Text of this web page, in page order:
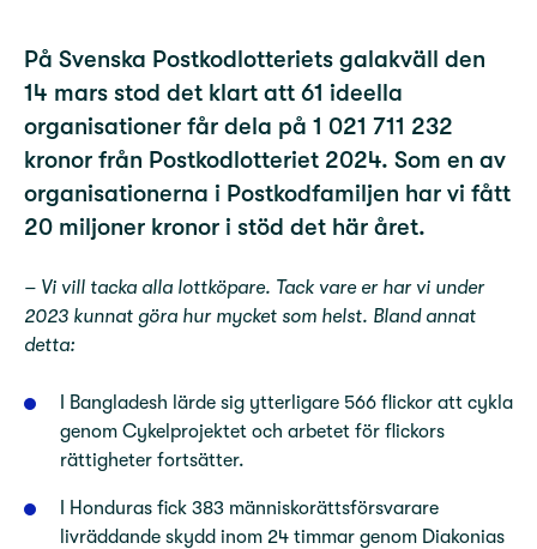
På Svenska Postkodlotteriets galakväll den
14 mars stod det klart att 61 ideella
organisationer får dela på 1 021 711 232
kronor från Postkodlotteriet 2024. Som en av
organisationerna i Postkodfamiljen har vi fått
20 miljoner kronor i stöd det här året.
– Vi vill tacka alla lottköpare. Tack vare er har vi under
2023 kunnat göra hur mycket som helst. Bland annat
detta:
I Bangladesh lärde sig ytterligare 566 flickor att cykla
genom Cykelprojektet och arbetet för flickors
rättigheter fortsätter.
I Honduras fick 383 människorättsförsvarare
livräddande skydd inom 24 timmar genom Diakonias